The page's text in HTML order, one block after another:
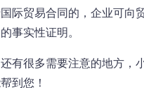
际贸易合同的，企业可向
事实性证明。
有很多需要注意的地方，
到您！